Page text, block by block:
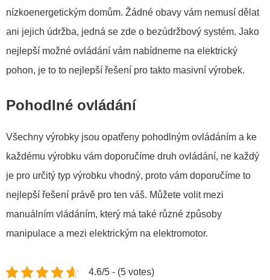
nízkoenergetickým domům. Žádné obavy vám nemusí dělat
ani jejich údržba, jedná se zde o bezúdržbový systém. Jako
nejlepší možné ovládání vám nabídneme na elektrický
pohon, je to to nejlepší řešení pro takto masivní výrobek.
Pohodlné ovládání
Všechny výrobky jsou opatřeny pohodlným ovládáním a ke
každému výrobku vám doporučíme druh ovládání, ne každý
je pro určitý typ výrobku vhodný, proto vám doporučíme to
nejlepší řešení právě pro ten váš. Můžete volit mezi
manuálním vládáním, který má také různé způsoby
manipulace a mezi elektrickým na elektromotor.
4.6/5 - (5 votes)